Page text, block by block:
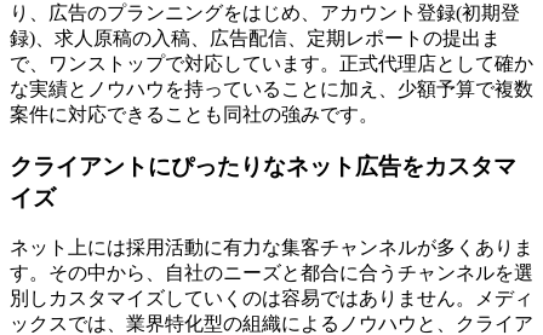
り、広告のプランニングをはじめ、アカウント登録(初期登
録)、求人原稿の入稿、広告配信、定期レポートの提出ま
で、ワンストップで対応しています。正式代理店として確か
な実績とノウハウを持っていることに加え、少額予算で複数
案件に対応できることも同社の強みです。
クライアントにぴったりなネット広告をカスタマ
イズ
ネット上には採用活動に有力な集客チャンネルが多くありま
す。その中から、自社のニーズと都合に合うチャンネルを選
別しカスタマイズしていくのは容易ではありません。メディ
ックスでは、業界特化型の組織によるノウハウと、クライア